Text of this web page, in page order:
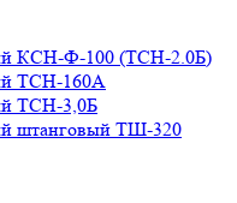
КСН-Ф-100 (ТСН-2.0Б)
ТСН-160А
ТСН-3,0Б
штанговый ТШ-320